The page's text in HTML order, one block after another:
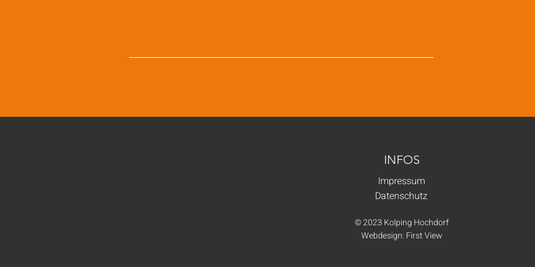
INFOS
Impressum
Datenschutz
© 2023 Kolping Hochdorf
Webdesign: First View